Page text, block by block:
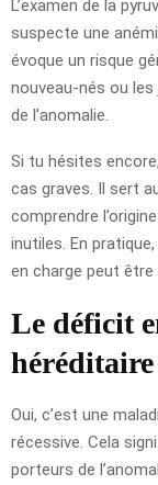
L’examen de la
suspecte une
évoque un risque
nouveau-nés ou
de l’anomalie.
Si tu hésites
cas graves. Il sert
comprendre
inutiles. En
en charge peut être
Le déficit
héréditaire
Oui, c’est une
récessive. Cela
porteurs de